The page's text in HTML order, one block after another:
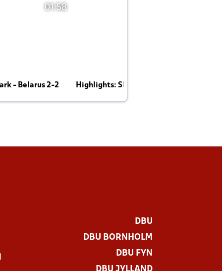
01:58
- Belarus 2-2 Highlights: Skotland - Danmark 4-2
DBU
DBU BORNHOLM
DBU FYN